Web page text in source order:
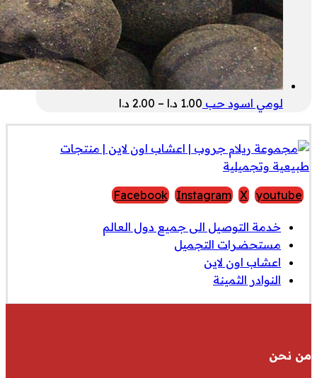
لومي اسود حب 1.00 د.ا –
2.00 د.ا
Facebook Instagram X youtube
خدمة التوصيل الى جميع دول العالم
مستحضرات التجميل
اعشاب اون لاين
النوادر الثمينة
من نحن